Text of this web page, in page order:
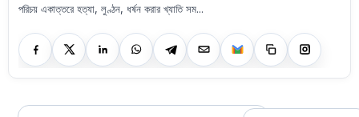
পরিচয় একাত্তরে হত্যা, লুণ্ঠন, ধর্ষন করার খ্যাতি সম...